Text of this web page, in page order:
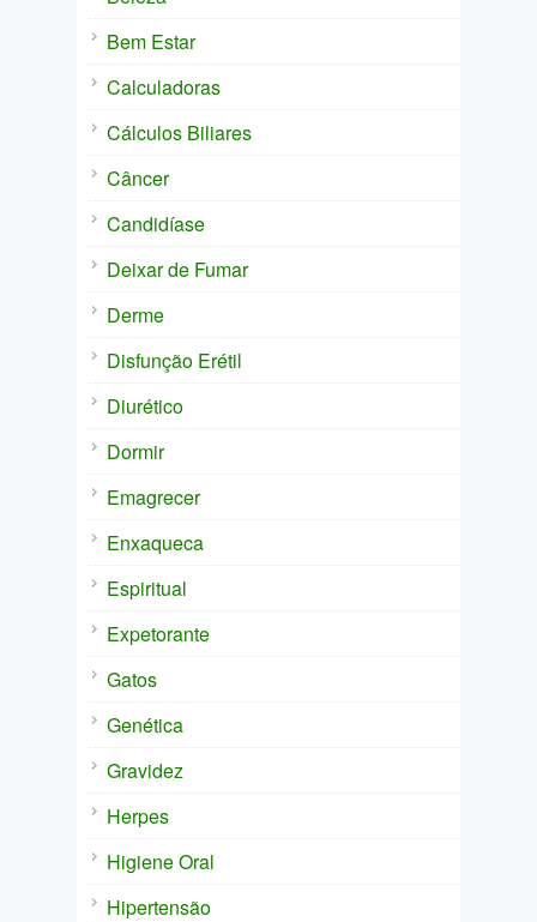
Bem Estar
Calculadoras
Cálculos Biliares
Câncer
Candidíase
Deixar de Fumar
Derme
Disfunção Erétil
Diurético
Dormir
Emagrecer
Enxaqueca
Espiritual
Expetorante
Gatos
Genética
Gravidez
Herpes
Higiene Oral
Hipertensão